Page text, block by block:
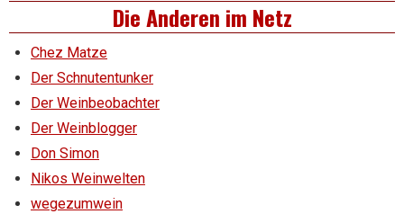
Die Anderen im Netz
Chez Matze
Der Schnutentunker
Der Weinbeobachter
Der Weinblogger
Don Simon
Nikos Weinwelten
wegezumwein